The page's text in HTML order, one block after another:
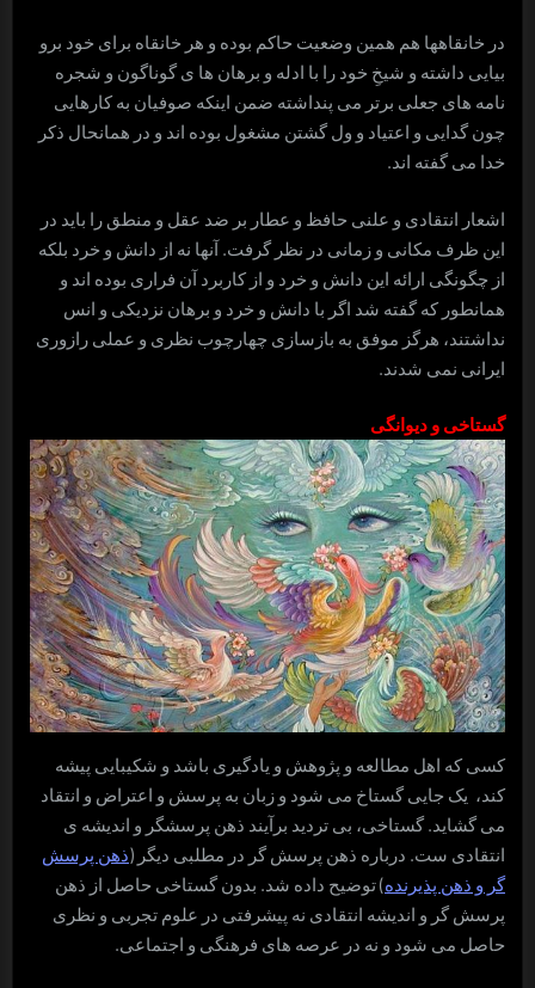
در خانقاهها هم همین وضعیت حاکم بوده و هر خانقاه برای خود برو
بیایی داشته و شیخِ خود را با ادله و برهان ها ی گوناگون و شجره
نامه های جعلی برتر می پنداشته ضمن اینکه صوفیان به کارهایی
چون گدایی و اعتیاد و ول گشتن مشغول بوده اند و در همانحال ذکر
خدا می گفته اند.
اشعار انتقادی و علنی حافظ و عطار بر ضد عقل و منطق را باید در
این ظرف مکانی و زمانی در نظر گرفت. آنها نه از دانش و خرد بلکه
از چگونگی ارائه این دانش و خرد و از کاربرد آن فراری بوده اند و
همانطور که گفته شد اگر با دانش و خرد و برهان نزدیکی و انس
نداشتند، هرگز موفق به بازسازی چهارچوب نظری و عملی رازوری
ایرانی نمی شدند.
گستاخی و دیوانگی
کسی که اهل مطالعه و پژوهش و یادگیری باشد و شکیبایی پیشه
کند، یک جایی گستاخ می شود و زبان به پرسش و اعتراض و انتقاد
می گشاید. گستاخی، بی تردید برآیند ذهن پرسشگر و اندیشه ی
انتقادی ست. درباره ذهن پرسش گر در مطلبی دیگر (ذهن پرسش
گر و ذهن پذیرنده) توضیح داده شد. بدون گستاخی حاصل از ذهن
پرسش گر و اندیشه انتقادی نه پیشرفتی در علوم تجربی و نظری
حاصل می شود و نه در عرصه های فرهنگی و اجتماعی.